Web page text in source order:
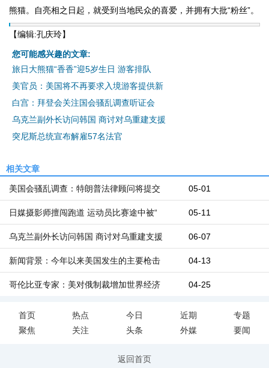
熊猫。自亮相之日起，就受到当地民众的喜爱，并拥有大批“粉丝”。
【编辑:孔庆玲】
您可能感兴趣的文章:
旅日大熊猫“香香”迎5岁生日 游客排队
美官员：美国将不再要求入境游客提供新
白宫：拜登会关注国会骚乱调查听证会
乌克兰副外长访问韩国 商讨对乌重建支援
突尼斯总统宣布解雇57名法官
相关文章
05-01
美国会骚乱调查：特朗普法律顾问将提交
05-11
日媒摄影师擅闯跑道 运动员比赛途中被“
06-07
乌克兰副外长访问韩国 商讨对乌重建支援
04-13
新闻背景：今年以来美国发生的主要枪击
04-25
哥伦比亚专家：美对俄制裁增加世界经济
首页 热点 今日 近期
专题
聚焦
关注 头条 外媒 要闻
返回首页